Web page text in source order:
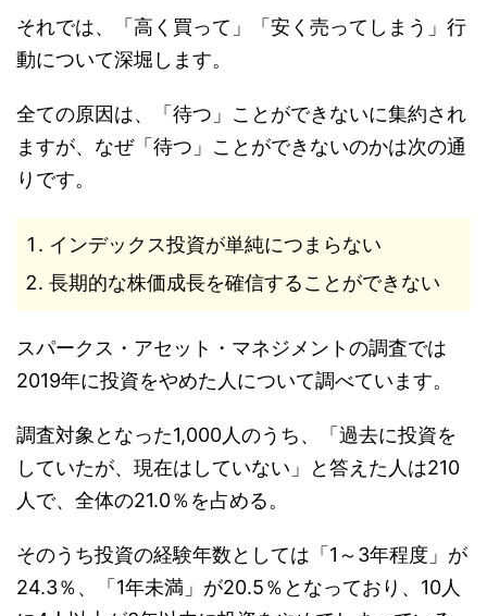
それでは、「高く買って」「安く売ってしまう」行
動について深堀します。
全ての原因は、「待つ」ことができないに集約され
ますが、なぜ「待つ」ことができないのかは次の通
りです。
インデックス投資が単純につまらない
長期的な株価成長を確信することができない
スパークス・アセット・マネジメントの調査では
2019年に投資をやめた人について調べています。
調査対象となった1,000人のうち、「過去に投資を
していたが、現在はしていない」と答えた人は210
人で、全体の21.0％を占める。
そのうち投資の経験年数としては「1～3年程度」が
24.3％、「1年未満」が20.5％となっており、10人